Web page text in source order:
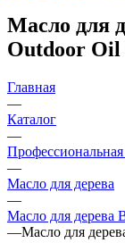
Масло для
Outdoor Oil
Главная
—
Каталог
—
—
Масло для дерева
—
Масло для дерева
—Масло для